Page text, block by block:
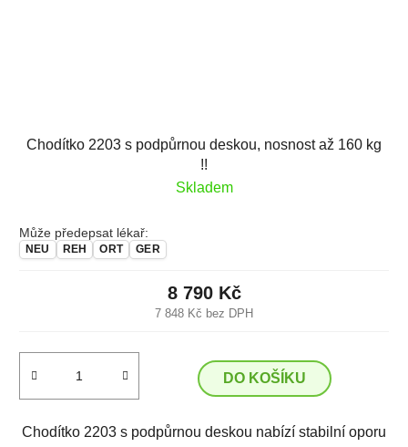
Chodítko 2203 s podpůrnou deskou, nosnost až 160 kg
!!
Skladem
Může předepsat lékař:
NEU REH ORT GER
7 848 Kč bez DPH
8 790 Kč
DO KOŠÍKU
Chodítko 2203 s podpůrnou deskou nabízí stabilní oporu